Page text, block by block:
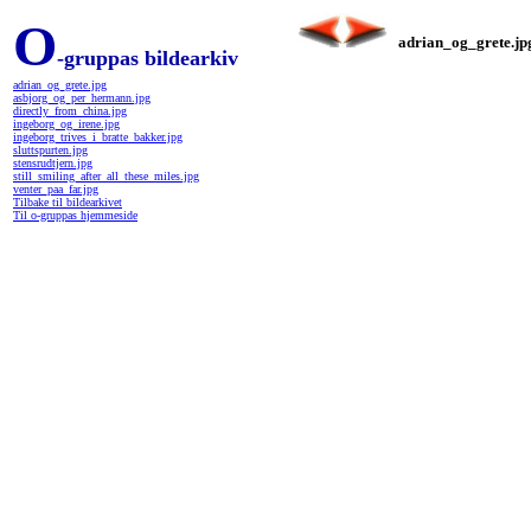
O-gruppas bildearkiv
adrian_og_grete.jpg
asbjorg_og_per_hermann.jpg
directly_from_china.jpg
ingeborg_og_irene.jpg
ingeborg_trives_i_bratte_bakker.jpg
sluttspurten.jpg
stensrudtjern.jpg
still_smiling_after_all_these_miles.jpg
venter_paa_far.jpg
Tilbake til bildearkivet
Til o-gruppas hjemmeside